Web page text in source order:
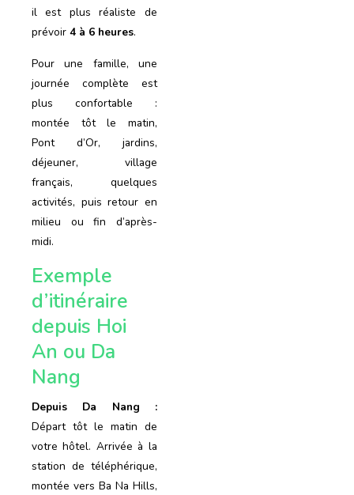
il est plus réaliste de
prévoir 4 à 6 heures.
Pour une famille, une
journée complète est
plus confortable :
montée tôt le matin,
Pont d’Or, jardins,
déjeuner, village
français, quelques
activités, puis retour en
milieu ou fin d’après-
midi.
Exemple
d’itinéraire
depuis Hoi
An ou Da
Nang
Depuis Da Nang :
Départ tôt le matin de
votre hôtel. Arrivée à la
station de téléphérique,
montée vers Ba Na Hills,